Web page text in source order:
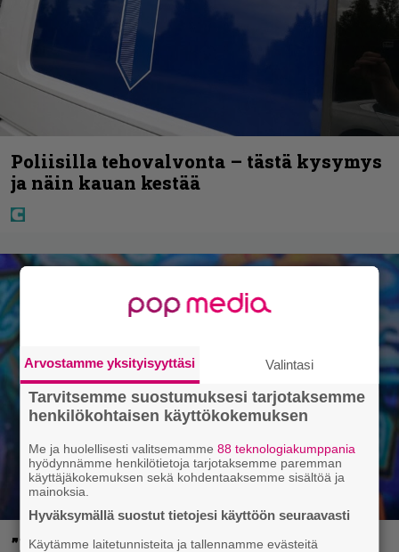
Poliisilla tehovalvonta – tästä kysymys
ja näin kauan kestää
”Metallica on tiukempi kuin koskaan ja
Arvostamme yksityisyyttäsi Valintasi
Tarvitsemme suostumuksesi tarjotaksemme
henkilökohtaisen käyttökokemuksen
Me ja huolellisesti valitsemamme88 teknologiakumppania
hyödynnämme henkilötietoja tarjotaksemme paremman
käyttäjäkokemuksen sekä kohdentaaksemme sisältöä ja
mainoksia.
Hyväksymällä suostut tietojesi käyttöön seuraavasti
Käytämme laitetunnisteita ja tallennamme evästeitä